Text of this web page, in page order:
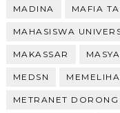
MADINA MAFIA
MAHASISWA
MAKASSAR
MEDSN
METRANET